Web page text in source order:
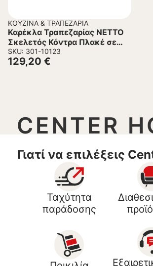
ΚΟΥΖΊΝΑ & ΤΡΑΠΕΖΑΡΊΑ
Καρέκλα Τραπεζαρίας NETTO
Σκελετός Κόντρα Πλακέ σε
Μαύρο με Γκρί ύφασμα
55x56x83,5Υεκ
SKU: 301-10123
129,20 €
CENTER
Γιατί να επιλέξεις
Ταχύτητα
παράδοσης